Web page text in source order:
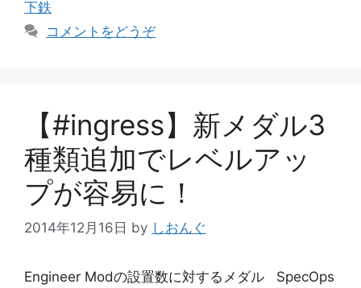
リ
ー
下鉄
コメントをどうぞ
【#ingress】新メダル3
種類追加でレベルアッ
プが容易に！
2014年12月16日 by しおんぐ
Engineer Modの設置数に対するメダル SpecOps